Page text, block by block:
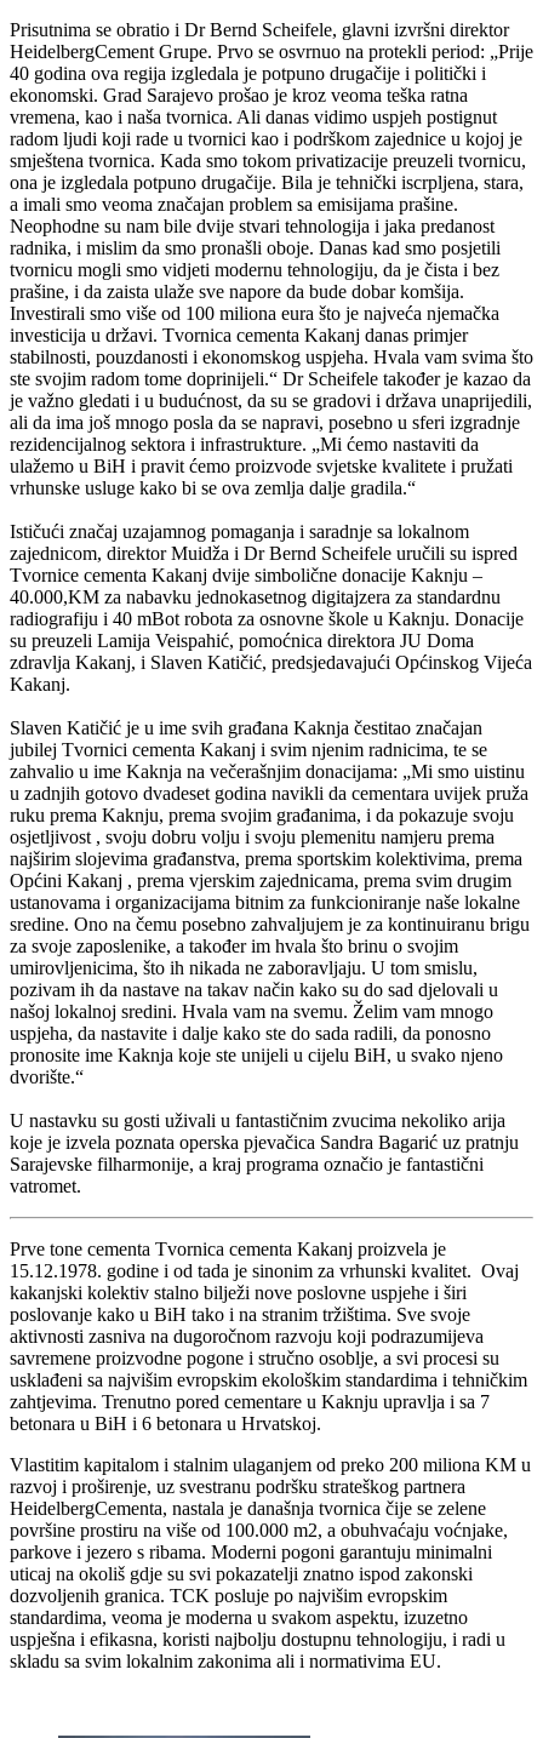
Prisutnima se obratio i Dr Bernd Scheifele, glavni izvršni direktor
HeidelbergCement Grupe. Prvo se osvrnuo na protekli period: „Prije
40 godina ova regija izgledala je potpuno drugačije i politički i
ekonomski. Grad Sarajevo prošao je kroz veoma teška ratna
vremena, kao i naša tvornica. Ali danas vidimo uspjeh postignut
radom ljudi koji rade u tvornici kao i podrškom zajednice u kojoj je
smještena tvornica. Kada smo tokom privatizacije preuzeli tvornicu,
ona je izgledala potpuno drugačije. Bila je tehnički iscrpljena, stara,
a imali smo veoma značajan problem sa emisijama prašine.
Neophodne su nam bile dvije stvari tehnologija i jaka predanost
radnika, i mislim da smo pronašli oboje. Danas kad smo posjetili
tvornicu mogli smo vidjeti modernu tehnologiju, da je čista i bez
prašine, i da zaista ulaže sve napore da bude dobar komšija.
Investirali smo više od 100 miliona eura što je najveća njemačka
investicija u državi. Tvornica cementa Kakanj danas primjer
stabilnosti, pouzdanosti i ekonomskog uspjeha. Hvala vam svima što
ste svojim radom tome doprinijeli.“ Dr Scheifele također je kazao da
je važno gledati i u budućnost, da su se gradovi i država unaprijedili,
ali da ima još mnogo posla da se napravi, posebno u sferi izgradnje
rezidencijalnog sektora i infrastrukture. „Mi ćemo nastaviti da
ulažemo u BiH i pravit ćemo proizvode svjetske kvalitete i pružati
vrhunske usluge kako bi se ova zemlja dalje gradila.“
Ističući značaj uzajamnog pomaganja i saradnje sa lokalnom
zajednicom, direktor Muidža i Dr Bernd Scheifele uručili su ispred
Tvornice cementa Kakanj dvije simbolične donacije Kaknju –
40.000,KM za nabavku jednokasetnog digitajzera za standardnu
radiografiju i 40 mBot robota za osnovne škole u Kaknju. Donacije
su preuzeli Lamija Veispahić, pomoćnica direktora JU Doma
zdravlja Kakanj, i Slaven Katičić, predsjedavajući Općinskog Vijeća
Kakanj.
Slaven Katičić je u ime svih građana Kaknja čestitao značajan
jubilej Tvornici cementa Kakanj i svim njenim radnicima, te se
zahvalio u ime Kaknja na večerašnjim donacijama: „Mi smo uistinu
u zadnjih gotovo dvadeset godina navikli da cementara uvijek pruža
ruku prema Kaknju, prema svojim građanima, i da pokazuje svoju
osjetljivost , svoju dobru volju i svoju plemenitu namjeru prema
najširim slojevima građanstva, prema sportskim kolektivima, prema
Općini Kakanj , prema vjerskim zajednicama, prema svim drugim
ustanovama i organizacijama bitnim za funkcioniranje naše lokalne
sredine. Ono na čemu posebno zahvaljujem je za kontinuiranu brigu
za svoje zaposlenike, a također im hvala što brinu o svojim
umirovljenicima, što ih nikada ne zaboravljaju. U tom smislu,
pozivam ih da nastave na takav način kako su do sad djelovali u
našoj lokalnoj sredini. Hvala vam na svemu. Želim vam mnogo
uspjeha, da nastavite i dalje kako ste do sada radili, da ponosno
pronosite ime Kaknja koje ste unijeli u cijelu BiH, u svako njeno
dvorište.“
U nastavku su gosti uživali u fantastičnim zvucima nekoliko arija
koje je izvela poznata operska pjevačica Sandra Bagarić uz pratnju
Sarajevske filharmonije, a kraj programa označio je fantastični
vatromet.
Prve tone cementa Tvornica cementa Kakanj proizvela je
15.12.1978. godine i od tada je sinonim za vrhunski kvalitet. Ovaj
kakanjski kolektiv stalno bilježi nove poslovne uspjehe i širi
poslovanje kako u BiH tako i na stranim tržištima. Sve svoje
aktivnosti zasniva na dugoročnom razvoju koji podrazumijeva
savremene proizvodne pogone i stručno osoblje, a svi procesi su
usklađeni sa najvišim evropskim ekološkim standardima i tehničkim
zahtjevima. Trenutno pored cementare u Kaknju upravlja i sa 7
betonara u BiH i 6 betonara u Hrvatskoj.
Vlastitim kapitalom i stalnim ulaganjem od preko 200 miliona KM u
razvoj i proširenje, uz svestranu podršku strateškog partnera
HeidelbergCementa, nastala je današnja tvornica čije se zelene
površine prostiru na više od 100.000 m2, a obuhvaćaju voćnjake,
parkove i jezero s ribama. Moderni pogoni garantuju minimalni
uticaj na okoliš gdje su svi pokazatelji znatno ispod zakonski
dozvoljenih granica. TCK posluje po najvišim evropskim
standardima, veoma je moderna u svakom aspektu, izuzetno
uspješna i efikasna, koristi najbolju dostupnu tehnologiju, i radi u
skladu sa svim lokalnim zakonima ali i normativima EU.